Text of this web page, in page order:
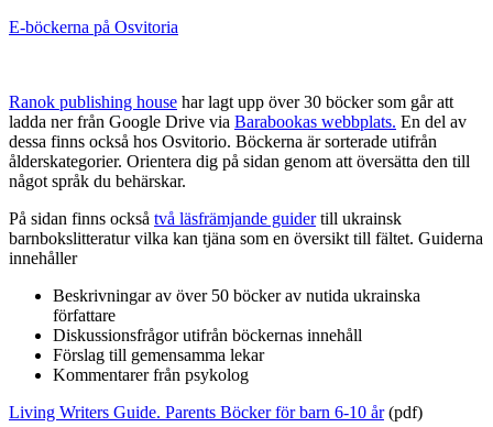
E-böckerna på Osvitoria
Ranok publishing house har lagt upp över 30 böcker som går att
ladda ner från Google Drive via Barabookas webbplats. En del av
dessa finns också hos Osvitorio. Böckerna är sorterade utifrån
ålderskategorier. Orientera dig på sidan genom att översätta den till
något språk du behärskar.
På sidan finns också två läsfrämjande guidertill ukrainsk
barnbokslitteratur vilka kan tjäna som en översikt till fältet. Guiderna
innehåller
Beskrivningar av över 50 böcker av nutida ukrainska
författare
Diskussionsfrågor utifrån böckernas innehåll
Förslag till gemensamma lekar
Kommentarer från psykolog
Living Writers Guide. Parents Böcker för barn 6-10 år(pdf)